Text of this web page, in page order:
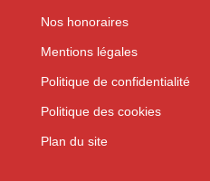
Nos honoraires
Mentions légales
Politique de confidentialité
Politique des cookies
Plan du site